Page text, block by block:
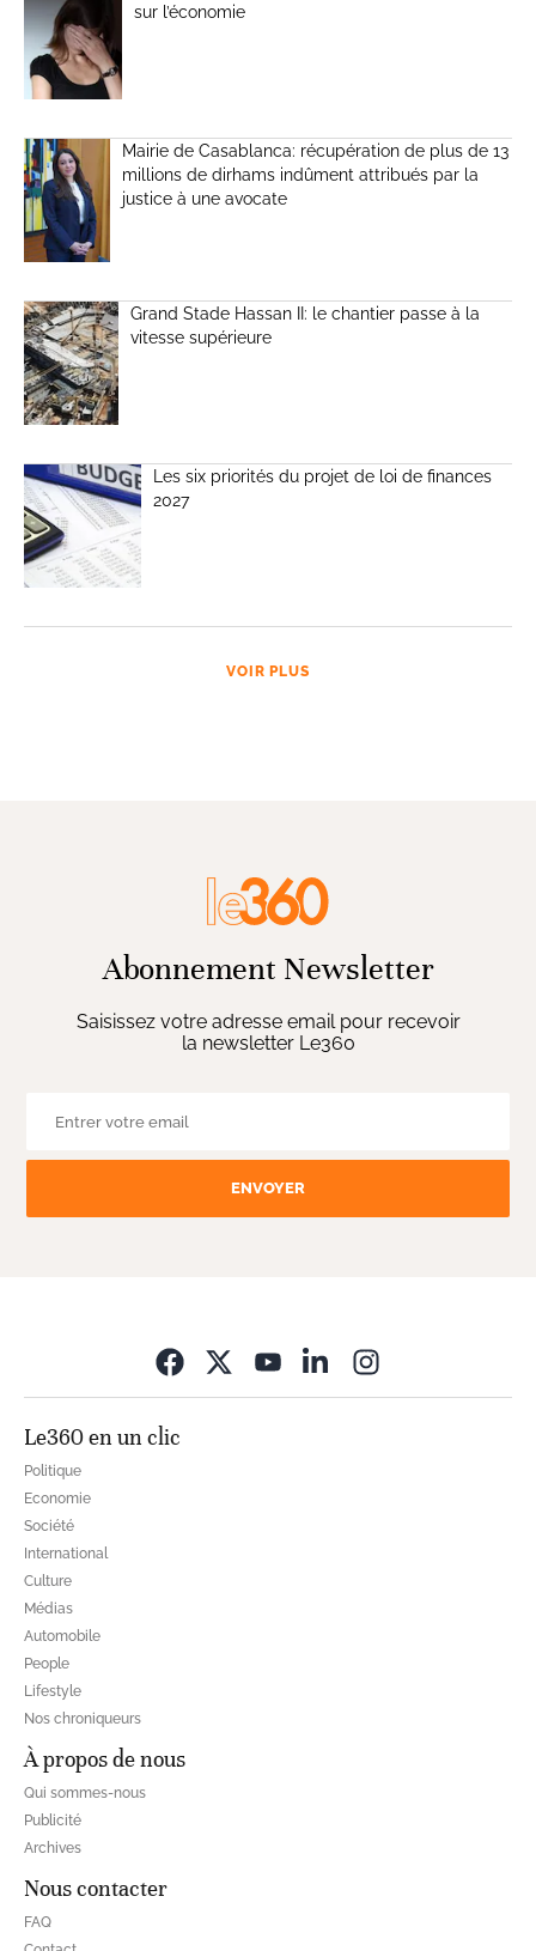
sur l’économie
Mairie de Casablanca: récupération de plus de 13
millions de dirhams indûment attribués par la
justice à une avocate
Grand Stade Hassan II: le chantier passe à la
vitesse supérieure
Les six priorités du projet de loi de finances
2027
VOIR PLUS
Abonnement Newsletter
Saisissez votre adresse email pour recevoir
la newsletter Le360
ENVOYER
Le360 en un clic
Politique
Economie
Société
International
Culture
Médias
Automobile
People
Lifestyle
Nos chroniqueurs
À propos de nous
Qui sommes-nous
Publicité
Archives
Nous contacter
FAQ